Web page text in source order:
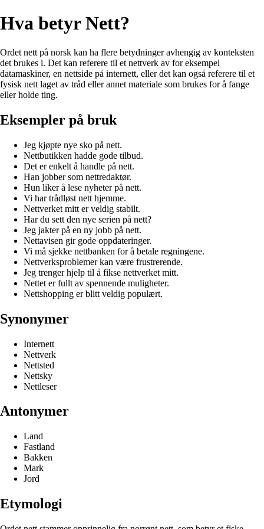
Hva betyr Nett?
Ordet nett på norsk kan ha flere betydninger avhengig av konteksten
det brukes i. Det kan referere til et nettverk av for eksempel
datamaskiner, en nettside på internett, eller det kan også referere til et
fysisk nett laget av tråd eller annet materiale som brukes for å fange
eller holde ting.
Eksempler på bruk
Jeg kjøpte nye sko på nett.
Nettbutikken hadde gode tilbud.
Det er enkelt å handle på nett.
Han jobber som nettredaktør.
Hun liker å lese nyheter på nett.
Vi har trådløst nett hjemme.
Nettverket mitt er veldig stabilt.
Har du sett den nye serien på nett?
Jeg jakter på en ny jobb på nett.
Nettavisen gir gode oppdateringer.
Vi må sjekke nettbanken for å betale regningene.
Nettverksproblemer kan være frustrerende.
Jeg trenger hjelp til å fikse nettverket mitt.
Nettet er fullt av spennende muligheter.
Nettshopping er blitt veldig populært.
Synonymer
Internett
Nettverk
Nettsted
Nettsky
Nettleser
Antonymer
Land
Fastland
Bakken
Mark
Jord
Etymologi